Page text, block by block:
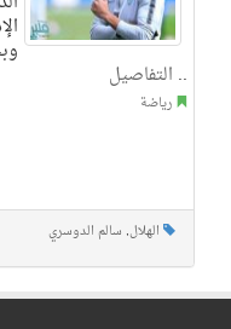
.. التفاصيل
رياضة
الهلال, سالم الدوسري